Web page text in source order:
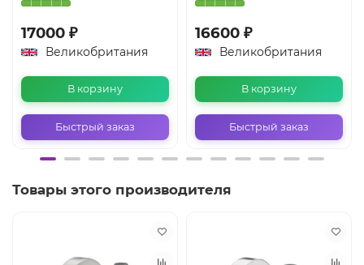
17000 ₽
Великобритания
В корзину
Быстрый заказ
16600 ₽
Великобритания
В корзину
Быстрый заказ
Товары этого производителя